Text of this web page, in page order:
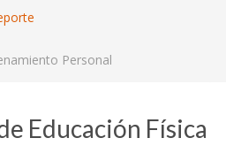
Personal
Educación Física